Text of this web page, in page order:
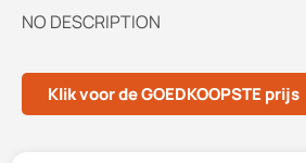
NO DESCRIPTION
Klik voor de GOEDKOOPSTE prijs